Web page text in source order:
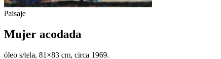
Paisaje
Mujer acodada
óleo s/tela, 81×83 cm, circa 1969.